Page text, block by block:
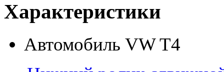
Характеристики
Автомобиль VW T4